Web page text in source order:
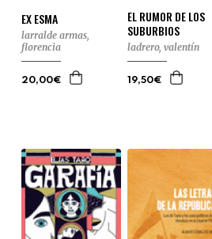
EX ESMA
larralde armas,
florencia
20,00€
EL RUMOR DE LOS
SUBURBIOS
ladrero, valentín
19,50€